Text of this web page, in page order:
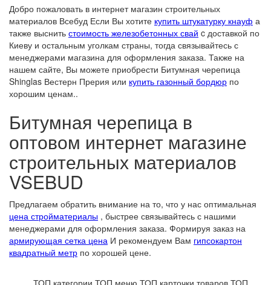
Добро пожаловать в интернет магазин строительных
материалов Всебуд Если Вы хотите купить штукатурку кнауф а
также выснить стоимость железобетонных свай c доставкой по
Киеву и остальным уголкам страны, тогда связывайтесь с
менеджерами магазина для оформления заказа. Также на
нашем сайте, Вы можете приобрести Битумная черепица
Shinglas Вестерн Прерия или купить газонный бордюр по
хорошим ценам..
Битумная черепица в
оптовом интернет магазине
строительных материалов
VSEBUD
Предлагаем обратить внимание на то, что у нас оптимальная
цена стройматериалы , быстрее связывайтесь с нашими
менеджерами для оформления заказа. Формируя заказ на
армирующая сетка цена И рекомендуем Вам гипсокартон
квадратный метр по хорошей цене.
ТОП категории ТОП меню ТОП карточки товаров ТОП